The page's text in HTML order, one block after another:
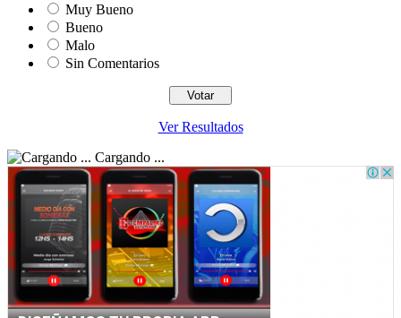
Muy Bueno
Bueno
Malo
Sin Comentarios
Ver Resultados
Cargando ...